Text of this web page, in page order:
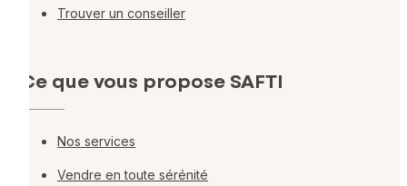
Trouver un conseiller
Ce que vous propose SAFTI
Nos services
Vendre en toute sérénité